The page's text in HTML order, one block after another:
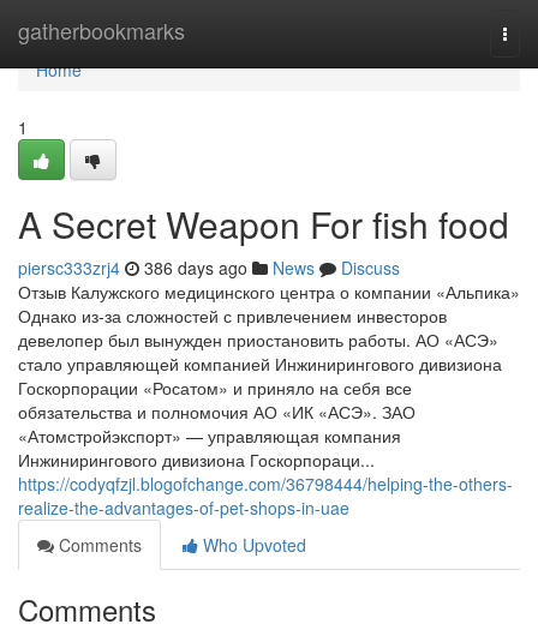
gatherbookmarks
Home
Home
1
A Secret Weapon For fish food
piersc333zrj4 386 days ago News
Discuss
Отзыв Калужского медицинского центра о компании «Альпика»
Однако из-за сложностей с привлечением инвесторов
девелопер был вынужден приостановить работы. АО «АСЭ»
стало управляющей компанией Инжинирингового дивизиона
Госкорпорации «Росатом» и приняло на себя все
обязательства и полномочия АО «ИК «АСЭ». ЗАО
«Атомстройэкспорт» — управляющая компания
Инжинирингового дивизиона Госкорпораци...
https://codyqfzjl.blogofchange.com/36798444/helping-the-others-
realize-the-advantages-of-pet-shops-in-uae
Comments
Who Upvoted
Comments